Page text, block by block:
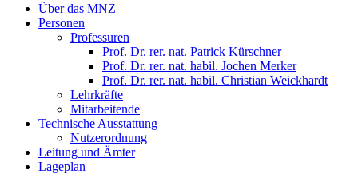
Über das MNZ
Personen
Professuren
Prof. Dr. rer. nat. Patrick Kürschner
Prof. Dr. rer. nat. habil. Jochen Merker
Prof. Dr. rer. nat. habil. Christian Weickhardt
Lehrkräfte
Mitarbeitende
Technische Ausstattung
Nutzerordnung
Leitung und Ämter
Lageplan